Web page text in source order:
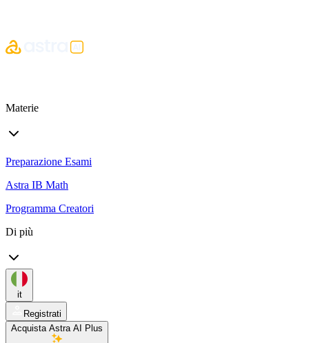
Materie
Preparazione Esami
Astra IB Math
Programma Creatori
Di più
it
Registrati
Acquista Astra AI Plus